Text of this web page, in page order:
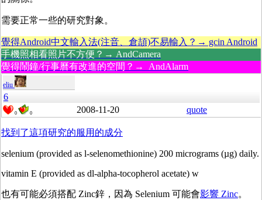
需要正常一些的研究對象。
覺得Android中文輸入法(注音、倉頡)不易輸入？→ gcin Android
手機照相看照片不方便？→ AndCamera
覺得鬧鐘/行事曆有改進的空間？→ AndAlarm
eliu
6
0 0 2008-11-20 quote
找到了這項研究的服用的成分
selenium (provided as l-selenomethionine) 200 micrograms (µg) daily.
vitamin E (provided as dl-alpha-tocopherol acetate) w
也有可能必須搭配 Zinc鋅，因為 Selenium 可能會影響 Zinc。